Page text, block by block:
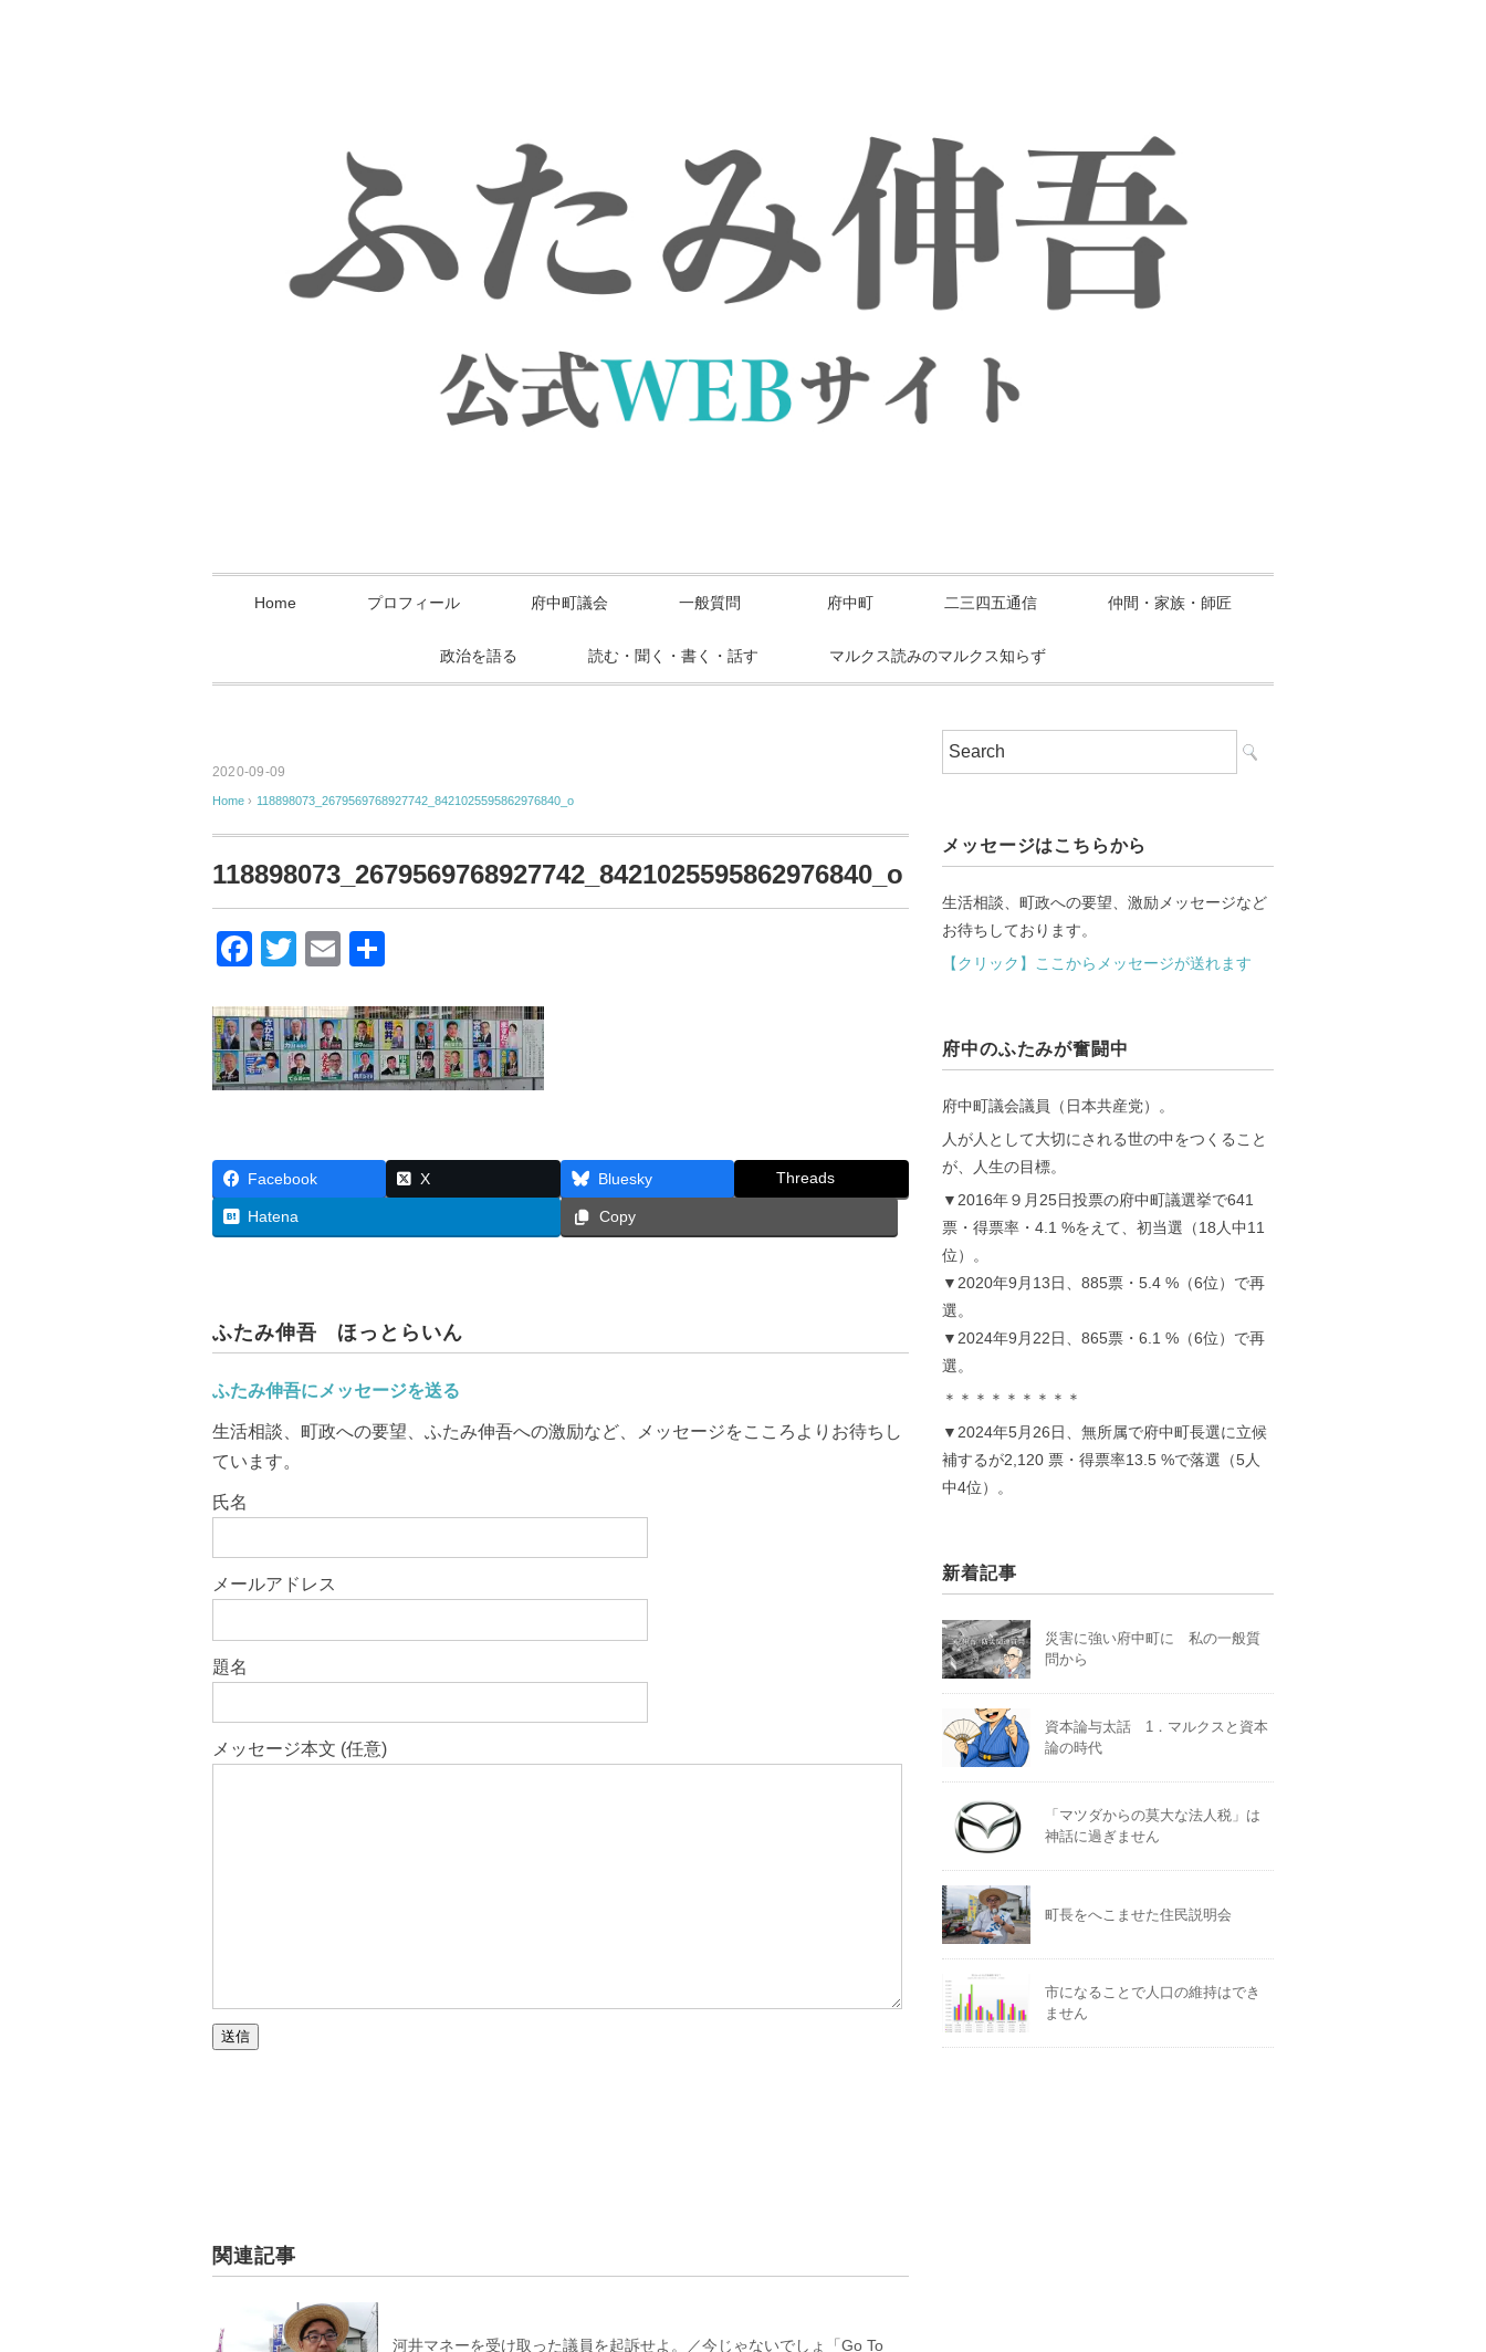
Home プロフィール 府中町議会 一般質問 府中町 二三四五通信 仲間・家族・師匠
政治を語る 読む・聞く・書く・話す マルクス読みのマルクス知らず
2020-09-09
Home › 118898073_2679569768927742_8421025595862976840_o
118898073_2679569768927742_8421025595862976840_o
F
c
e
b
o
k
T
tt
er
E
ail
Facebook X Bluesky Threads
Hatena Copy
ふたみ伸吾 ほっとらいん
ふたみ伸吾にメッセージを送る
生活相談、町政への要望、ふたみ伸吾への激励など、メッセージをこころよりお待ちし
ています。
このフィールドは空のままにしてください。
氏名
メールアドレス
題名
メッセージ本文 (任意)
関連記事
河井マネーを受け取った議員を起訴せよ。／今じゃないでしょ「Go To
メッセージはこちらから
生活相談、町政への要望、激励メッセージなど
お待ちしております。
【クリック】ここからメッセージが送れます
府中のふたみが奮闘中
府中町議会議員（日本共産党）。
人が人として大切にされる世の中をつくること
が、人生の目標。
▼2016年９月25日投票の府中町議選挙で641
票・得票率・4.1 %をえて、初当選（18人中11
位）。
▼2020年9月13日、885票・5.4 %（6位）で再
選。
▼2024年9月22日、865票・6.1 %（6位）で再
選。
＊＊＊＊＊＊＊＊＊
▼2024年5月26日、無所属で府中町長選に立候
補するが2,120 票・得票率13.5 %で落選（5人
中4位）。
新着記事
災害に強い府中町に 私の一般質
問から
資本論与太話 1．マルクスと資本
論の時代
「マツダからの莫大な法人税」は
神話に過ぎません
町長をへこませた住民説明会
市になることで人口の維持はでき
ません